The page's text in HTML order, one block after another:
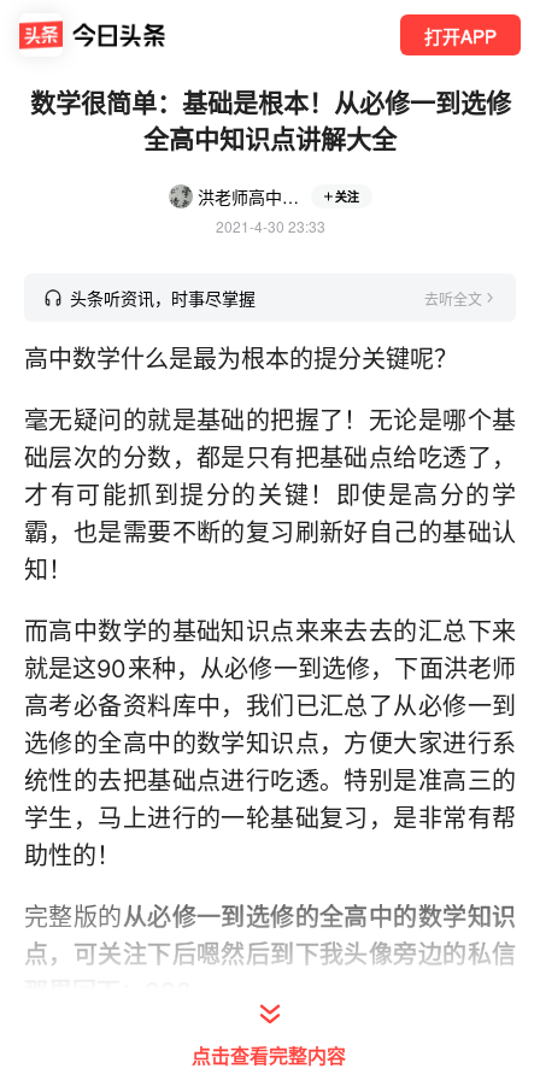
打开APP
数学很简单：基础是根本！从必修一到选修
全高中知识点讲解大全
洪老师高中高考必备 关注
2021-4-30 23:33
头条听资讯，时事尽掌握 去听全文
高中数学什么是最为根本的提分关键呢？
毫无疑问的就是基础的把握了！无论是哪个基
础层次的分数，都是只有把基础点给吃透了，
才有可能抓到提分的关键！即使是高分的学
霸，也是需要不断的复习刷新好自己的基础认
知！
而高中数学的基础知识点来来去去的汇总下来
就是这90来种，从必修一到选修，下面洪老师
高考必备资料库中，我们已汇总了从必修一到
选修的全高中的数学知识点，方便大家进行系
统性的去把基础点进行吃透。特别是准高三的
学生，马上进行的一轮基础复习，是非常有帮
助性的！
完整版的从必修一到选修的全高中的数学知识
点，可关注下后嗯然后到下我头像旁边的私信
点击查看完整内容